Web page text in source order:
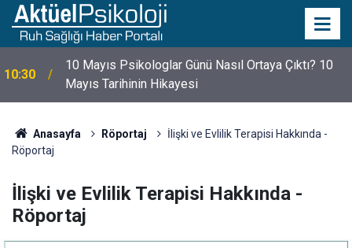
10:30
10 Mayıs Psikologlar Günü Nasıl Ortaya Çıktı? 10
Mayıs Tarihinin Hikayesi
Anasayfa Röportaj
İlişki ve Evlilik Terapisi Hakkında -
Röportaj
İlişki ve Evlilik Terapisi Hakkında -
Röportaj